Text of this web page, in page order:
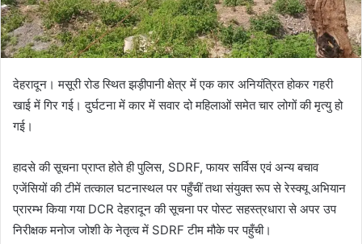
l
देहरादून। मसूरी रोड स्थित झड़ीपानी क्षेत्र में एक कार अनियंत्रित होकर गहरी
खाई में गिर गई। दुर्घटना में कार में सवार दो महिलाओं समेत चार लोगों की मृत्यु हो
गई।
हादसे की सूचना प्राप्त होते ही पुलिस, SDRF, फायर सर्विस एवं अन्य बचाव
एजेंसियों की टीमें तत्काल घटनास्थल पर पहुँचीं तथा संयुक्त रूप से रेस्क्यू अभियान
प्रारम्भ किया गया DCR देहरादून की सूचना पर पोस्ट सहस्त्रधारा से अपर उप
निरीक्षक मनोज जोशी के नेतृत्व में SDRF टीम मौके पर पहुँची।